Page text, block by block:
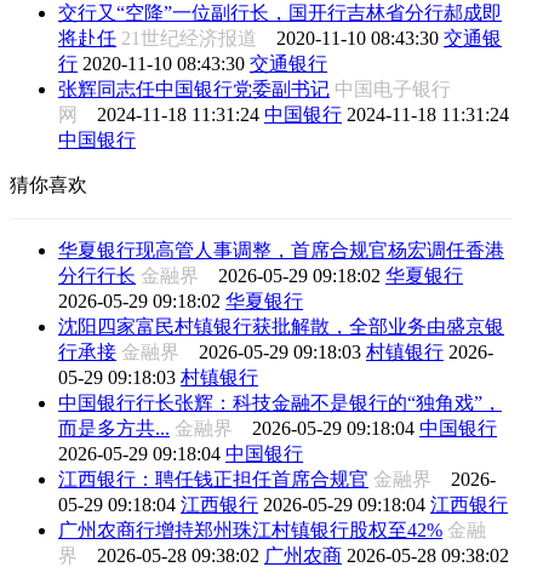
交行又“空降”一位副行长，国开行吉林省分行郝成即
将赴任 21世纪经济报道 2020-11-10 08:43:30 交通银
行 2020-11-10 08:43:30 交通银行
张辉同志任中国银行党委副书记 中国电子银行
网 2024-11-18 11:31:24 中国银行 2024-11-18 11:31:24
中国银行
猜你喜欢
华夏银行现高管人事调整，首席合规官杨宏调任香港
分行行长 金融界 2026-05-29 09:18:02 华夏银行
2026-05-29 09:18:02 华夏银行
沈阳四家富民村镇银行获批解散，全部业务由盛京银
行承接 金融界 2026-05-29 09:18:03 村镇银行 2026-
05-29 09:18:03 村镇银行
中国银行行长张辉：科技金融不是银行的“独角戏”，
而是多方共... 金融界 2026-05-29 09:18:04 中国银行
2026-05-29 09:18:04 中国银行
江西银行：聘任钱正担任首席合规官 金融界 2026-
05-29 09:18:04 江西银行 2026-05-29 09:18:04 江西银行
广州农商行增持郑州珠江村镇银行股权至42% 金融
界 2026-05-28 09:38:02 广州农商 2026-05-28 09:38:02